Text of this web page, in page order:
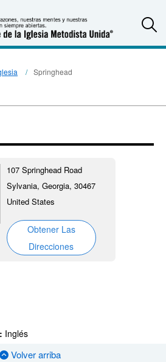
Springhead
107 Springhead Road
Sylvania, Georgia, 30467
United States
Obtener Las
Direcciones
Inglés
Volver arriba